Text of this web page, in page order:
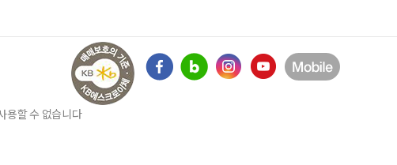
용할 수 없습니다